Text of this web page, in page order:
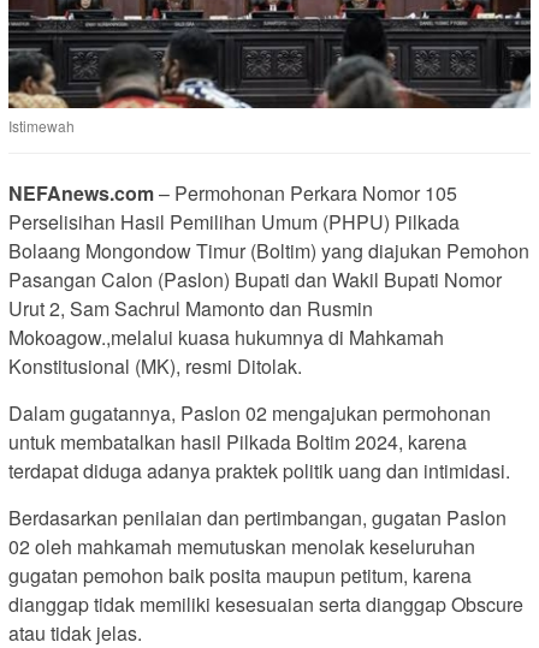
Istimewah
NEFAnews.com– Permohonan Perkara Nomor 105
Perselisihan Hasil Pemilihan Umum (PHPU) Pilkada
Bolaang Mongondow Timur (Boltim) yang diajukan Pemohon
Pasangan Calon (Paslon) Bupati dan Wakil Bupati Nomor
Urut 2, Sam Sachrul Mamonto dan Rusmin
Mokoagow.,melalui kuasa hukumnya di Mahkamah
Konstitusional (MK), resmi Ditolak.
Dalam gugatannya, Paslon 02 mengajukan permohonan
untuk membatalkan hasil Pilkada Boltim 2024, karena
terdapat diduga adanya praktek politik uang dan intimidasi.
Berdasarkan penilaian dan pertimbangan, gugatan Paslon
02 oleh mahkamah memutuskan menolak keseluruhan
gugatan pemohon baik posita maupun petitum, karena
dianggap tidak memiliki kesesuaian serta dianggap Obscure
atau tidak jelas.